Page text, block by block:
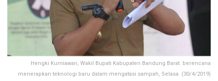
Hengki Kurniawan, Wakil Bupati Kabupaten Bandung Barat. berencana
menerapkan teknologi baru dalam mengatasi sampah, Selasa. (30/4/2019)